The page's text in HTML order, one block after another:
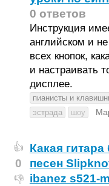
0 ответов
Инструкция
английском и
всех кнопок,
и настраивать
дисплее.
пианисты и
эстрада
шоу
👍
0
👎
Какая
песен
ibanez s521-